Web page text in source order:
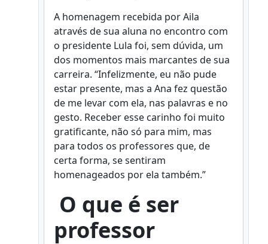
A homenagem recebida por Aila
através de sua aluna no encontro com
o presidente Lula foi, sem dúvida, um
dos momentos mais marcantes de sua
carreira. “Infelizmente, eu não pude
estar presente, mas a Ana fez questão
de me levar com ela, nas palavras e no
gesto. Receber esse carinho foi muito
gratificante, não só para mim, mas
para todos os professores que, de
certa forma, se sentiram
homenageados por ela também.”
O que é ser
professor